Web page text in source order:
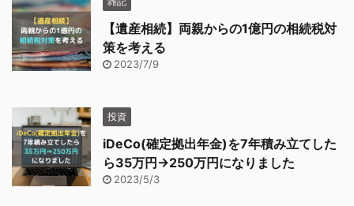
【遺産相続】両親からの1億円の相続税対
策を考える
2023/7/9
投資
iDeCo(確定拠出年金)を7年積み立てした
ら35万円→250万円になりました
2023/5/3